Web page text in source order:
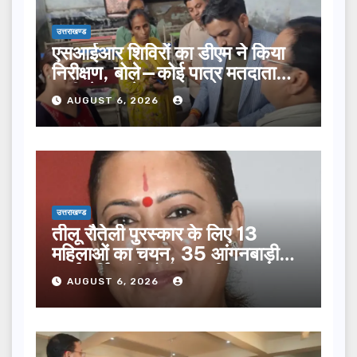
उत्तराखण्ड
एसआईआर शिविरों का डीएम ने किया
निरीक्षण, बोले—कोई पात्र मतदाता
सूची से न छूटे…
AUGUST 6, 2026
उत्तराखण्ड
तीलू रौतेली पुरस्कार के लिए 13
महिलाओं का चयन, 35 आंगनबाड़ी
कार्यकर्तियां भी होंगी सम्मानित…
AUGUST 6, 2026